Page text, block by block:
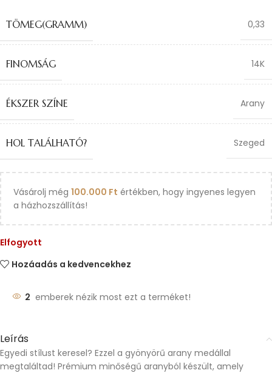
TÖMEG(GRAMM) 0,33
FINOMSÁG 14K
ÉKSZER SZÍNE Arany
HOL TALÁLHATÓ? Szeged
Vásárolj még 100.000 Ft értékben, hogy ingyenes legyen
a házhozszállítás!
Elfogyott
Hozáadás a kedvencekhez
2 emberek nézik most ezt a terméket!
Leírás
Egyedi stílust keresel? Ezzel a gyönyörű arany medállal
megtaláltad! Prémium minőségű aranyból készült, amely